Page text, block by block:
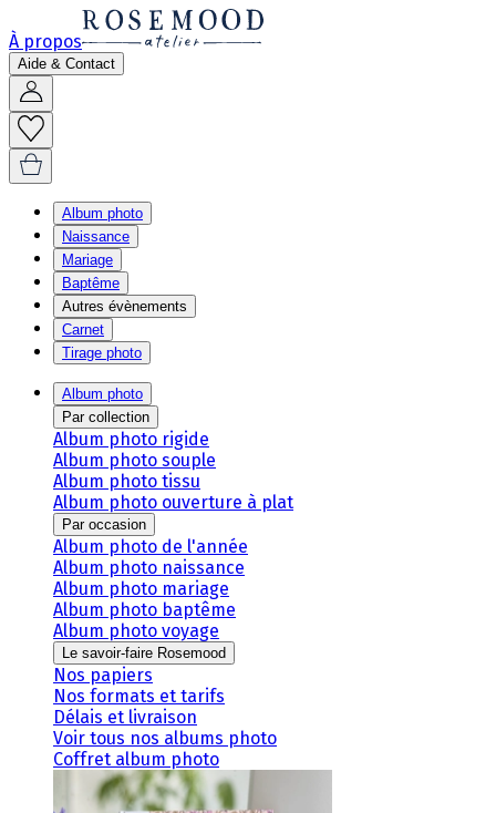
À propos
Aide & Contact
Album photo
Naissance
Mariage
Baptême
Autres évènements
Carnet
Tirage photo
Album photo
Par collection
Album photo rigide
Album photo souple
Album photo tissu
Album photo ouverture à plat
Par occasion
Album photo de l'année
Album photo naissance
Album photo mariage
Album photo baptême
Album photo voyage
Le savoir-faire Rosemood
Nos papiers
Nos formats et tarifs
Délais et livraison
Voir tous nos albums photo
Coffret album photo